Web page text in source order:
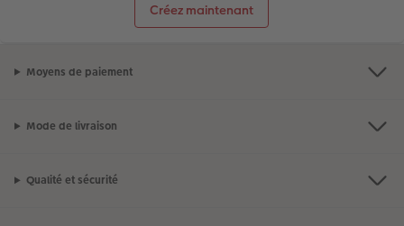
Créez maintenant
Moyens de paiement
Mode de livraison
Qualité et sécurité